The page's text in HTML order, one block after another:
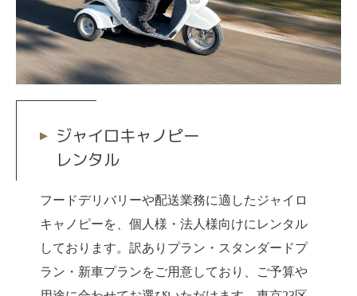
ジャイロキャノピー
レンタル
フードデリバリーや配送業務に適したジャイロ
キャノピーを、個人様・法人様向けにレンタル
しております。訳ありプラン・スタンダードプ
ラン・新車プランをご用意しており、ご予算や